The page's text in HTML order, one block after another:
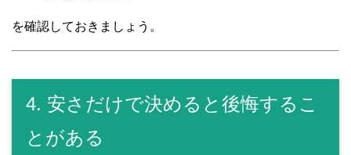
を確認しておきましょう。
4. 安さだけで決めると後悔するこ
とがある